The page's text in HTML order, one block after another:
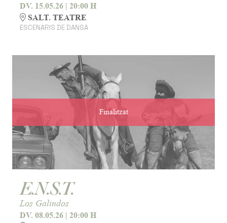
DV. 15.05.26 | 20:00 H
SALT. TEATRE
ESCENARIS DE DANSA
Finalitzat
E.N.S.T.
Los Galindos
DV. 08.05.26 | 20:00 H